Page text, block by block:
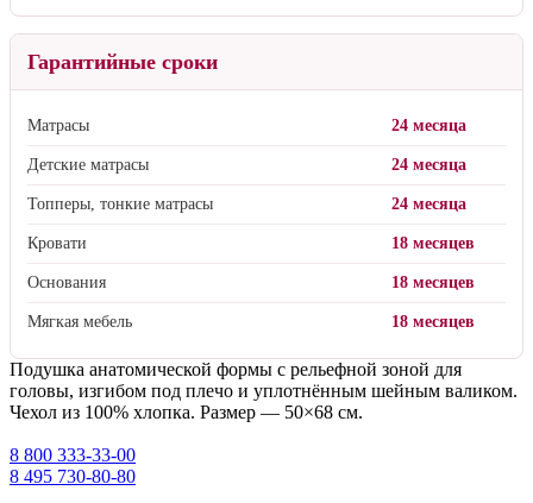
Гарантийные сроки
Матрасы 24 месяца
Детские матрасы 24 месяца
Топперы, тонкие матрасы 24 месяца
Кровати 18 месяцев
Основания 18 месяцев
Мягкая мебель 18 месяцев
Подушка анатомической формы с рельефной зоной для
головы, изгибом под плечо и уплотнённым шейным валиком.
Чехол из 100% хлопка. Размер — 50×68 см.
8 800 333-33-00
8 495 730-80-80